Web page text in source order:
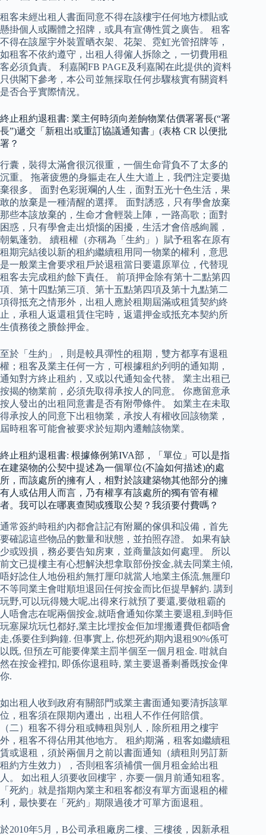
租客未經出租人書面同意不得在該樓宇任何地方標貼或
懸掛個人或團體之招牌，或具有宣傳性質之廣告。 租客
不得在該屋宇外裝置晒衣架、花架、霓虹光管招牌等，
如租客不依約遵守，出租人得僱人拆除之，一切費用租
客必須負責。 利嘉閣FB PAGE及利嘉閣在此提供的資料
只供閣下參考，本公司並無採取任何步驟核實有關資料
是否合乎實際情況。
終止租約退租書: 業主何時須向差餉物業估價署署長(“署
長”)遞交「新租出或重訂協議通知書」(表格 CR 以便批
署？
行囊，裝得太滿會很沉很重，一個生命背負不了太多的
沉重。 拖著疲憊的身軀走在人生大道上，我們注定要拋
棄很多。 面對色彩斑斕的人生，面對五光十色生活，果
敢的放棄是一種清醒的選擇。 面對誘惑，只有學會放棄
那些本該放棄的，生命才會輕裝上陣，一路高歌；面對
困惑，只有學會走出煩惱的困擾，生活才會倍感絢麗，
朝氣蓬勃。 續租權（亦稱為「生約」）賦予租客在原有
租期完結後以新的租約繼續租用同一物業的權利，意思
是一般業主會要求租戶於退租當日要還原單位，代替現
租客去完成租約餘下責任。 前項押金除有第十二點第四
項、第十四點第三項、第十五點第四項及第十九點第二
項得抵充之情形外，出租人應於租期屆滿或租賃契約終
止，承租人返還租賃住宅時，返還押金或抵充本契約所
生債務後之賸餘押金。
至於「生約」，則是較具彈性的租期，雙方都享有退租
權；租客及業主任何一方，可根據租約列明的通知期，
通知對方終止租約，又或以代通知金代替。 業主出租已
按揭的物業前，必須先取得承按人的同意。 你應留意承
按人發出的出租同意書是否有附帶條件。 如業主在未取
得承按人的同意下出租物業，承按人有權收回該物業，
屆時租客可能會被要求於短期內遷離該物業。
終止租約退租書: 根據條例第IVA部，「單位」可以是指
在建築物的公契中提述為一個單位(不論如何描述)的處
所，而該處所的擁有人，相對於該建築物其他部分的擁
有人或佔用人而言，乃有權享有該處所的獨有管有權
者。我可以在哪裏查閱或獲取公契？我須要付費嗎？
通常簽約時租約內都會註記有附屬的傢俱和設備，首先
要確認這些物品的數量和狀態，並拍照存證。 如果有缺
少或毀損，務必要告知房東，並商量該如何處理。 所以
前文已提樓主有心想解決想拿取部份按金,就去同業主傾,
唔好諗住人地份租約無打厘印就當人地業主係流.無厘印
不等同業主會咁順坦退回任何按金而比佢提早解約. 講到
玩野,可以玩得幾大呢,出得來行就預了要還,要做租霸的
人唔會志在呢兩個按金,就唔會通知你業主要退租,到時佢
玩塞屎坑玩乜都好,業主比埋按金佢加埋搬遷費佢都唔會
走,係要住到夠鐘. 但事實上, 你想死約期內退租90%係可
以既, 但預左可能要俾業主罰半個至一個月租金. 咁就自
然在按金裡扣, 即係你退租時, 業主要退番剩番既按金俾
你.
如出租人收到政府有關部門或業主書面通知要清拆該單
位，租客須在限期內遷出，出租人不作任何賠償。
（二）租客不得分租或轉租與別人，除所租用之樓宇
外，租客不得佔用其他地方。 租約期滿，租客如繼續租
賃或退租，須於兩個月之前以書面通知（續租則另訂新
租約方生效力），否則租客須補償一個月租金給出租
人。 如出租人須要收回樓宇，亦要一個月前通知租客。
「死約」就是指期內業主和租客都沒有單方面退租的權
利，最快要在「死約」期限過後才可單方面退租。
於2010年5月，B公司承租廠房二樓、三樓後，因新承租